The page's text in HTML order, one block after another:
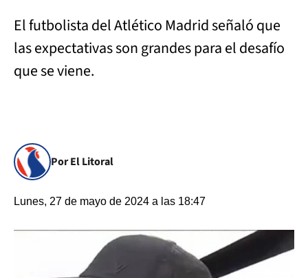
El futbolista del Atlético Madrid señaló que
las expectativas son grandes para el desafío
que se viene.
Por El Litoral
Lunes, 27 de mayo de 2024 a las 18:47